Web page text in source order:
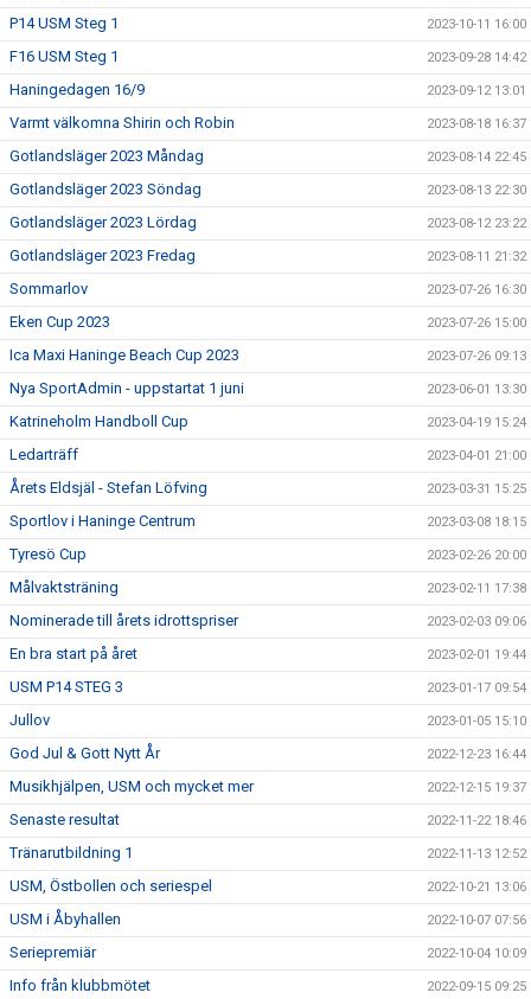
P14 USM Steg 1 2023-10-11 16:00
F16 USM Steg 1 2023-09-28 14:42
Haningedagen 16/9 2023-09-12 13:01
Varmt välkomna Shirin och Robin 2023-08-18 16:37
Gotlandsläger 2023 Måndag 2023-08-14 22:45
Gotlandsläger 2023 Söndag 2023-08-13 22:30
Gotlandsläger 2023 Lördag 2023-08-12 23:22
Gotlandsläger 2023 Fredag 2023-08-11 21:32
Sommarlov 2023-07-26 16:30
Eken Cup 2023 2023-07-26 15:00
Ica Maxi Haninge Beach Cup 2023 2023-07-26 09:13
Nya SportAdmin - uppstartat 1 juni 2023-06-01 13:30
Katrineholm Handboll Cup 2023-04-19 15:24
Ledarträff 2023-04-01 21:00
Årets Eldsjäl - Stefan Löfving 2023-03-31 15:25
Sportlov i Haninge Centrum 2023-03-08 18:15
Tyresö Cup 2023-02-26 20:00
Målvaktsträning 2023-02-11 17:38
Nominerade till årets idrottspriser 2023-02-03 09:06
En bra start på året 2023-02-01 19:44
USM P14 STEG 3 2023-01-17 09:54
Jullov 2023-01-05 15:10
God Jul & Gott Nytt År 2022-12-23 16:44
Musikhjälpen, USM och mycket mer 2022-12-15 19:37
Senaste resultat 2022-11-22 18:46
Tränarutbildning 1 2022-11-13 12:52
USM, Östbollen och seriespel 2022-10-21 13:06
USM i Åbyhallen 2022-10-07 07:56
Seriepremiär 2022-10-04 10:09
Info från klubbmötet 2022-09-15 09:25